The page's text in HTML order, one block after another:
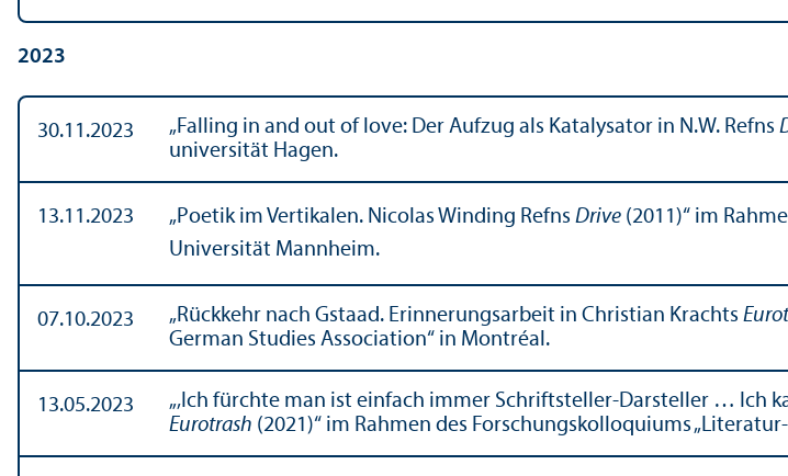
2023
30.11.2023 „Falling in and out of love: Der Aufzug als Katalysator in N.W. Refns
universität Hagen.
13.11.2023 „Poetik im Vertikalen. Nicolas Winding Refns Drive (2011)“ im
Universität Mannheim.
07.10.2023 „Rückkehr nach Gstaad. Erinnerungs­arbeit in Christian Krachts
German Studies Association“ in Montréal.
13.05.2023
„‚Ich fürchte man ist einfach immer Schriftsteller-Darsteller … Ich
Eurotrash (2021)“ im Rahmen des Forschungs­kolloquiums